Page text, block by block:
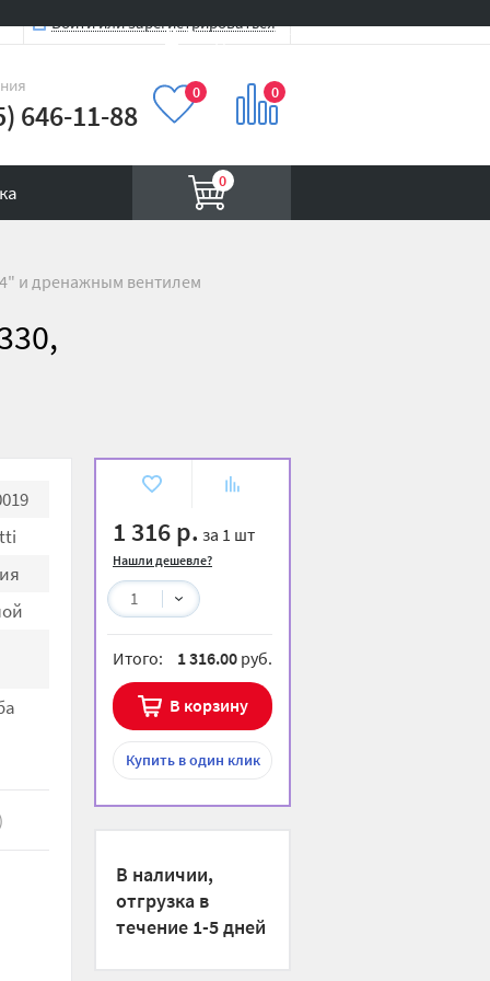
Войти или зарегистрироваться
646-11-88
0 0
0
Вход на сайт
и дренажным вентилем
1 316 р. за 1 шт
Нашли дешевле?
1
Итого: 1 316.00 руб.
В корзину
Купитьв один клик
В наличии,
отгрузка в
течение 1-5 дней